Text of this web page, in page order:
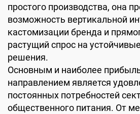
простого производства, она
возможность вертикальной
кастомизации бренда и
растущий спрос на
решения.
Основным и наиболее
направлением является
постоянных потребностей
общественного питания. От